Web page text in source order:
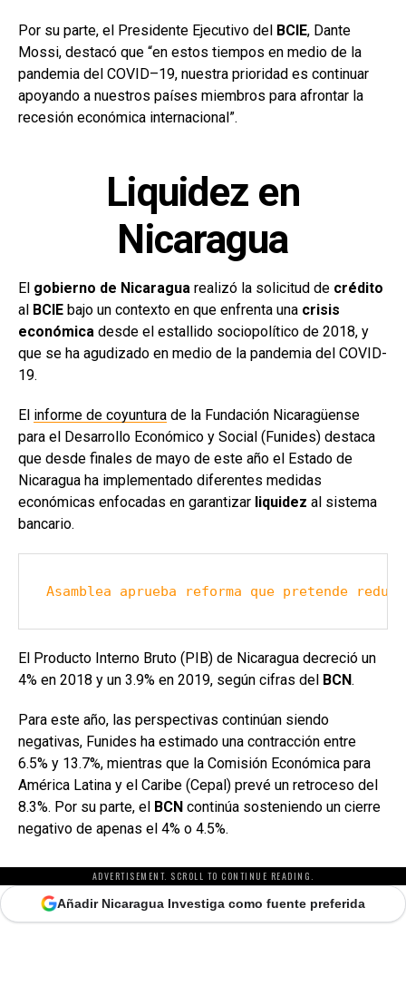
Por su parte, el Presidente Ejecutivo del BCIE, Dante
Mossi, destacó que “en estos tiempos en medio de la
pandemia del COVID–19, nuestra prioridad es continuar
apoyando a nuestros países miembros para afrontar la
recesión económica internacional”.
Liquidez en
Nicaragua
El gobierno de Nicaragua realizó la solicitud de crédito
al BCIE bajo un contexto en que enfrenta una crisis
económica desde el estallido sociopolítico de 2018, y
que se ha agudizado en medio de la pandemia del COVID-
19.
El informe de coyuntura de la Fundación Nicaragüense
para el Desarrollo Económico y Social (Funides) destaca
que desde finales de mayo de este año el Estado de
Nicaragua ha implementado diferentes medidas
económicas enfocadas en garantizar liquidez al sistema
bancario.
Asamblea aprueba reforma que pretende
El Producto Interno Bruto (PIB) de Nicaragua decreció un
4% en 2018 y un 3.9% en 2019, según cifras del BCN.
Para este año, las perspectivas continúan siendo
negativas, Funides ha estimado una contracción entre
6.5% y 13.7%, mientras que la Comisión Económica para
América Latina y el Caribe (Cepal) prevé un retroceso del
8.3%. Por su parte, el BCN continúa sosteniendo un cierre
negativo de apenas el 4% o 4.5%.
ADVERTISEMENT. SCROLL TO CONTINUE READING.
Añadir Nicaragua Investiga como fuente preferida